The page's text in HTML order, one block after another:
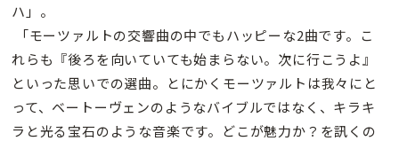
ハ」。
「モーツァルトの交響曲の中でもハッピーな2曲です。こ
れらも『後ろを向いていても始まらない。次に行こうよ』
といった思いでの選曲。とにかくモーツァルトは我々にと
って、ベートーヴェンのようなバイブルではなく、キラキ
ラと光る宝石のような音楽です。どこが魅力か？を訊くの